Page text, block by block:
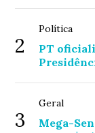
2
Política
PT
3
Geral
Mega-